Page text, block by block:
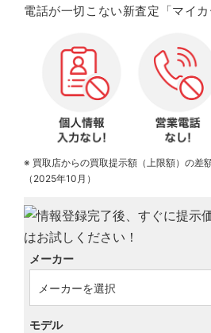
電話が一切こない新査定「マイカ
※ 買取店からの買取提示額（上限額）の差
（2025年10月）
メーカー
モデル